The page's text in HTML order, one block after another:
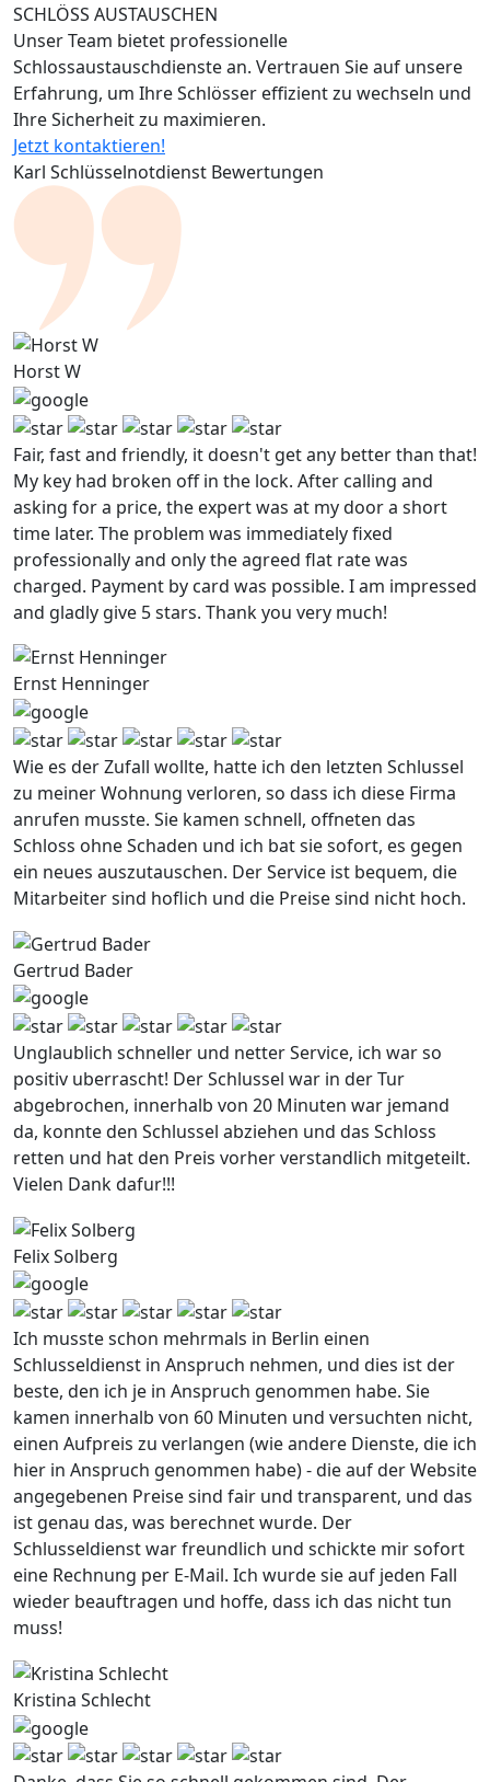
SCHLÖSS AUSTAUSCHEN
Unser Team bietet professionelle
Schlossaustauschdienste an. Vertrauen Sie auf unsere
Erfahrung, um Ihre Schlösser effizient zu wechseln und
Ihre Sicherheit zu maximieren.
Jetzt kontaktieren!
Karl Schlüsselnotdienst Bewertungen
Horst W
Fair, fast and friendly, it doesn't get any better than that!
My key had broken off in the lock. After calling and
asking for a price, the expert was at my door a short
time later. The problem was immediately fixed
professionally and only the agreed flat rate was
charged. Payment by card was possible. I am impressed
and gladly give 5 stars. Thank you very much!
Ernst Henninger
Wie es der Zufall wollte, hatte ich den letzten Schlussel
zu meiner Wohnung verloren, so dass ich diese Firma
anrufen musste. Sie kamen schnell, offneten das
Schloss ohne Schaden und ich bat sie sofort, es gegen
ein neues auszutauschen. Der Service ist bequem, die
Mitarbeiter sind hoflich und die Preise sind nicht hoch.
Gertrud Bader
Unglaublich schneller und netter Service, ich war so
positiv uberrascht! Der Schlussel war in der Tur
abgebrochen, innerhalb von 20 Minuten war jemand
da, konnte den Schlussel abziehen und das Schloss
retten und hat den Preis vorher verstandlich mitgeteilt.
Vielen Dank dafur!!!
Felix Solberg
Ich musste schon mehrmals in Berlin einen
Schlusseldienst in Anspruch nehmen, und dies ist der
beste, den ich je in Anspruch genommen habe. Sie
kamen innerhalb von 60 Minuten und versuchten nicht,
einen Aufpreis zu verlangen (wie andere Dienste, die ich
hier in Anspruch genommen habe) - die auf der Website
angegebenen Preise sind fair und transparent, und das
ist genau das, was berechnet wurde. Der
Schlusseldienst war freundlich und schickte mir sofort
eine Rechnung per E-Mail. Ich wurde sie auf jeden Fall
wieder beauftragen und hoffe, dass ich das nicht tun
muss!
Kristina Schlecht